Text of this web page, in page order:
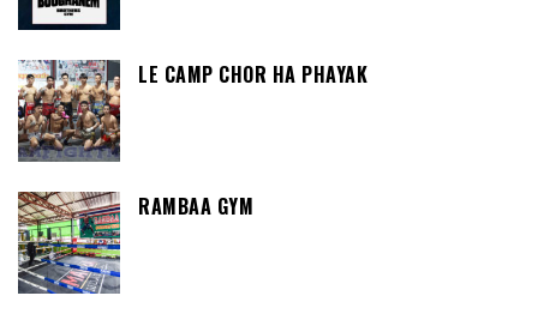
LE CAMP CHOR HA PHAYAK
RAMBAA GYM